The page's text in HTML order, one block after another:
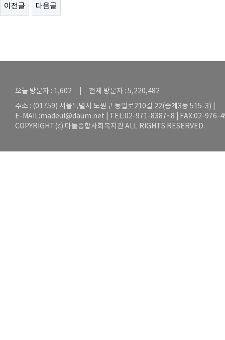
이전글 다음글
오늘 방문자 : 1,602 | 전체 방문자 : 5,220,482
주소 : (01759) 서울특별시 노원구 동일로210길 22(중계3동 515-3) |
E-MAIL:madeul@daum.net | TEL:02-971-8387~8 | FAX:02-976-
COPYRIGHT(c) 마들종합사회복지관 ALL RIGHTS RESERVED.